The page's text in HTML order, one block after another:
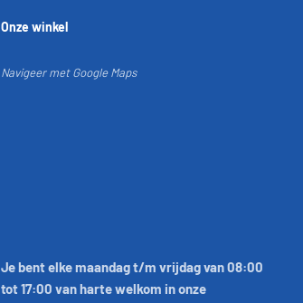
Onze winkel
Navigeer met Google Maps
Je bent elke maandag t/m vrijdag van 08:00
tot 17:00 van harte welkom in onze